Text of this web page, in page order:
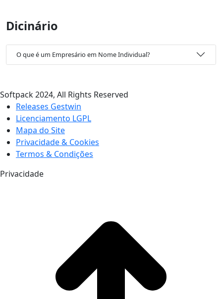
Dicinário
O que é um Empresário em Nome Individual?
Softpack 2024, All Rights Reserved
Releases Gestwin
Licenciamento LGPL
Mapa do Site
Privacidade & Cookies
Termos & Condições
Privacidade